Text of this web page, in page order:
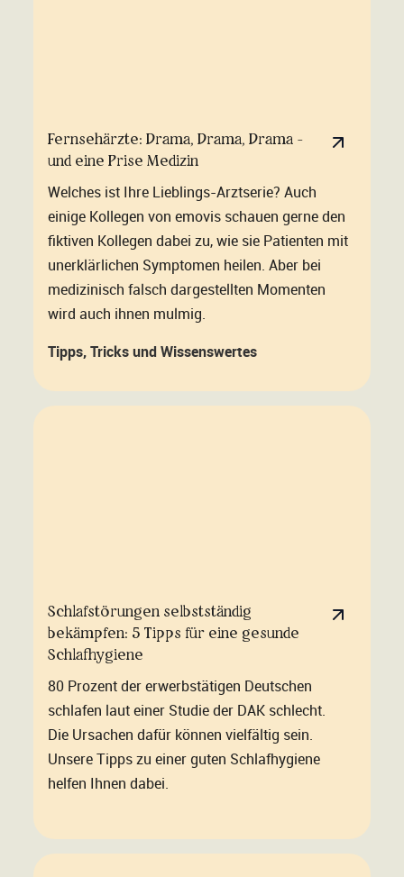
Fernsehärzte: Drama, Drama, Drama -
und eine Prise Medizin
Welches ist Ihre Lieblings-Arztserie? Auch
einige Kollegen von emovis schauen gerne den
fiktiven Kollegen dabei zu, wie sie Patienten mit
unerklärlichen Symptomen heilen. Aber bei
medizinisch falsch dargestellten Momenten
wird auch ihnen mulmig.
Tipps, Tricks und Wissenswertes
Schlafstörungen selbstständig
bekämpfen: 5 Tipps für eine gesunde
Schlafhygiene
80 Prozent der erwerbstätigen Deutschen
schlafen laut einer Studie der DAK schlecht.
Die Ursachen dafür können vielfältig sein.
Unsere Tipps zu einer guten Schlafhygiene
helfen Ihnen dabei.